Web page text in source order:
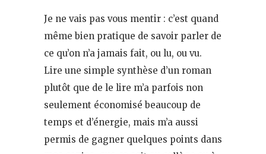
Je ne vais pas vous mentir : c’est quand
même bien pratique de savoir parler de
ce qu’on n’a jamais fait, ou lu, ou vu.
Lire une simple synthèse d’un roman
plutôt que de le lire m’a parfois non
seulement économisé beaucoup de
temps et d’énergie, mais m’a aussi
permis de gagner quelques points dans